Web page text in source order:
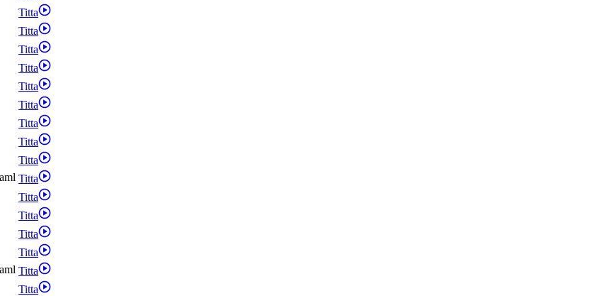
Titta
Titta
Titta
Titta
Titta
Titta
Titta
Titta
Titta
Titta
Titta
Titta
Titta
Titta
Titta
Titta